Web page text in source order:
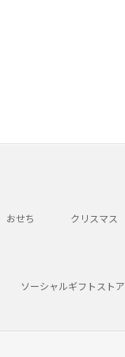
おせち クリスマス
ソーシャルギフトストア